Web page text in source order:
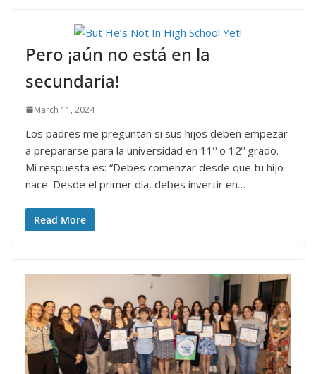
Pero ¡aún no está en la
secundaria!
March 11, 2024
Los padres me preguntan si sus hijos deben empezar
a prepararse para la universidad en 11º o 12º grado.
Mi respuesta es: “Debes comenzar desde que tu hijo
nace. Desde el primer día, debes invertir en…
Read More